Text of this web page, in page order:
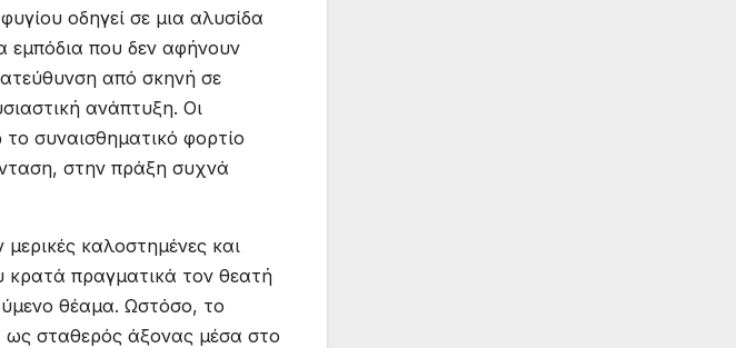
οδηγεί σε μια αλυσίδα
εμπόδια που δεν αφήνουν
από σκηνή σε
ανάπτυξη. Οι
συναισθηματικό φορτίο
στην πράξη συχνά
καλοστημένες και
κρατά πραγματικά τον θεατή
θέαμα. Ωστόσο, το
ως σταθερός άξονας μέσα στο